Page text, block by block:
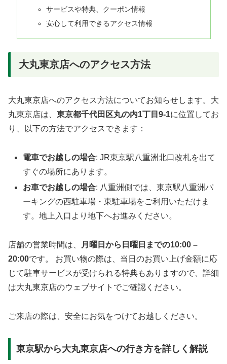
サービスや特典、クーポン情報
安心して利用できるアクセス情報
大丸東京店へのアクセス方法
大丸東京店へのアクセス方法についてお知らせします。大
丸東京店は、 東京都千代田区丸の内1丁目9-1に位置してお
り、以下の方法でアクセスできます：
電車でお越しの場合: JR東京駅八重洲北口改札を出て
すぐの場所にあります。
お車でお越しの場合: 八重洲側では、東京駅八重洲パ
ーキングの西駐車場・東駐車場をご利用いただけま
す。地上入口より地下へお進みください。
店舗の営業時間は、
月曜日から日曜日までの10:00 –
20:00です。 お買い物の際は、当日のお買い上げ金額に応
じて駐車サービスが受けられる特典もありますので、詳細
は大丸東京店のウェブサイトでご確認ください。
ご来店の際は、安全にお気をつけてお越しください。
東京駅から大丸東京店への行き方を詳しく解説